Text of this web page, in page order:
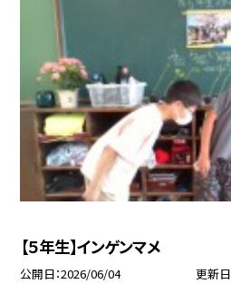
【５年生】インゲンマメ
公開日 2026/06/04 更新日